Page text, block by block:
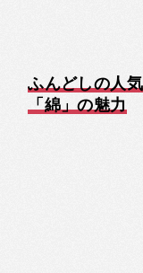
ふんどしの人
「綿」の魅力